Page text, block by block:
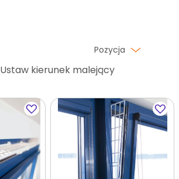
Pozycja
Ustaw kierunek malejący
Dodaj
do
ulubionych
Dodaj
do